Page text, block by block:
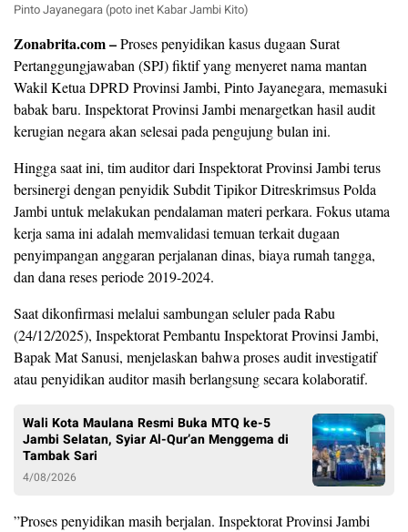
Pinto Jayanegara (poto inet Kabar Jambi Kito)
Zonabrita.com –Proses penyidikan kasus dugaan Surat
Pertanggungjawaban (SPJ) fiktif yang menyeret nama mantan
Wakil Ketua DPRD Provinsi Jambi, Pinto Jayanegara, memasuki
babak baru. Inspektorat Provinsi Jambi menargetkan hasil audit
kerugian negara akan selesai pada pengujung bulan ini.
Hingga saat ini, tim auditor dari Inspektorat Provinsi Jambi terus
bersinergi dengan penyidik Subdit Tipikor Ditreskrimsus Polda
Jambi untuk melakukan pendalaman materi perkara. Fokus utama
kerja sama ini adalah memvalidasi temuan terkait dugaan
penyimpangan anggaran perjalanan dinas, biaya rumah tangga,
dan dana reses periode 2019-2024.
Saat dikonfirmasi melalui sambungan seluler pada Rabu
(24/12/2025), Inspektorat Pembantu Inspektorat Provinsi Jambi,
Bapak Mat Sanusi, menjelaskan bahwa proses audit investigatif
atau penyidikan auditor masih berlangsung secara kolaboratif.
Wali Kota Maulana Resmi Buka MTQ ke-5
Jambi Selatan, Syiar Al-Qur’an Menggema di
Tambak Sari
4/08/2026
​”Proses penyidikan masih berjalan. Inspektorat Provinsi Jambi